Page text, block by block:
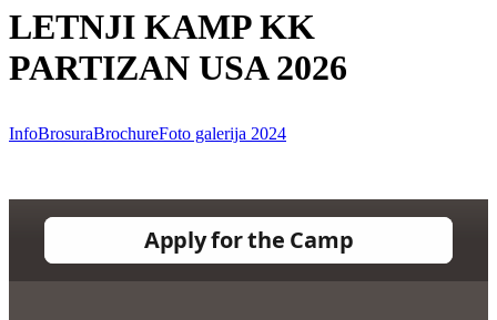
LETNJI KAMP KK
PARTIZAN USA 2026
InfoBrosuraBrochureFoto galerija 2024